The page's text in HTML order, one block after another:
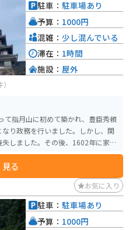
て指月山に初めて築かれ、豊臣秀頼
り政務を行いました。しかし、関
しました。その後、1602年に家康
た。 その後、元禄時代
桃山と呼ばれるようになり、伏見
した。廃城となった建物や部材
の近くには模
城キャッスルランド」という遊園
地は閉園し、模擬天守は解体予定で
都市管理の「伏見桃山城運動公
る
駐車： 駐車場あり
予算： 1000円
混雑： 少し混んでいる
滞在： 1時間
施設： 屋外
お気に入り
駐車： 駐車場あり
予算： 1000円